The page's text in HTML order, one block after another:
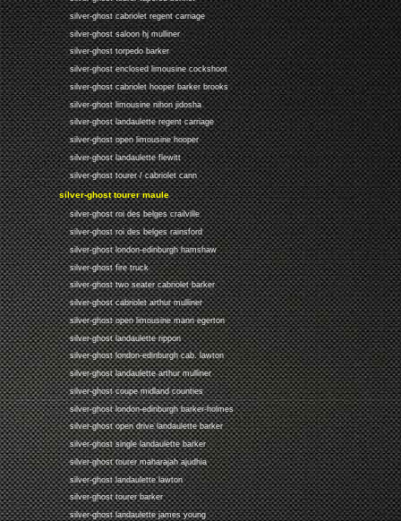
silver-ghost cabriolet regent carriage
silver-ghost saloon hj mulliner
silver-ghost torpedo barker
silver-ghost enclosed limousine cockshoot
silver-ghost cabriolet hooper barker brooks
silver-ghost limousine nihon jidosha
silver-ghost landaulette regent carriage
silver-ghost open limousine hooper
silver-ghost landaulette flewitt
silver-ghost tourer / cabriolet cann
silver-ghost tourer maule
silver-ghost roi des belges crailville
silver-ghost roi des belges rainsford
silver-ghost london-edinburgh hamshaw
silver-ghost fire truck
silver-ghost two seater cabriolet barker
silver-ghost cabriolet arthur mulliner
silver-ghost open limousine mann egerton
silver-ghost landaulette rippon
silver-ghost london-edinburgh cab. lawton
silver-ghost landaulette arthur mulliner
silver-ghost coupe midland counties
silver-ghost london-edinburgh barker-holmes
silver-ghost open drive landaulette barker
silver-ghost single landaulette barker
silver-ghost tourer maharajah ajudhia
silver-ghost landaulette lawton
silver-ghost tourer barker
silver-ghost landaulette james young